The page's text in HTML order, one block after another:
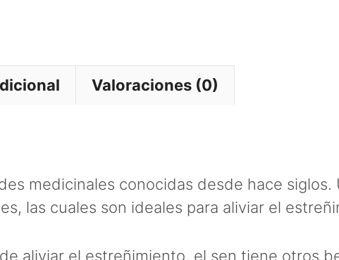
Valoraciones (0)
medicinales conocidas desde hace
las cuales son ideales para aliviar el
aliviar el estreñimiento, el sen tiene otros